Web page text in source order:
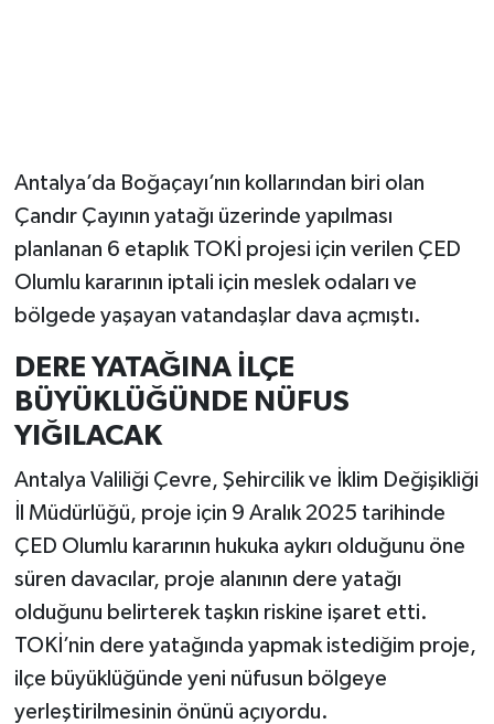
Antalya’da Boğaçayı’nın kollarından biri olan
Çandır Çayının yatağı üzerinde yapılması
planlanan 6 etaplık TOKİ projesi için verilen ÇED
Olumlu kararının iptali için meslek odaları ve
bölgede yaşayan vatandaşlar dava açmıştı.
DERE YATAĞINA İLÇE
BÜYÜKLÜĞÜNDE NÜFUS
YIĞILACAK
Antalya Valiliği Çevre, Şehircilik ve İklim Değişikliği
İl Müdürlüğü, proje için 9 Aralık 2025 tarihinde
ÇED Olumlu kararının hukuka aykırı olduğunu öne
süren davacılar, proje alanının dere yatağı
olduğunu belirterek taşkın riskine işaret etti.
TOKİ’nin dere yatağında yapmak istediğim proje,
ilçe büyüklüğünde yeni nüfusun bölgeye
yerleştirilmesinin önünü açıyordu.